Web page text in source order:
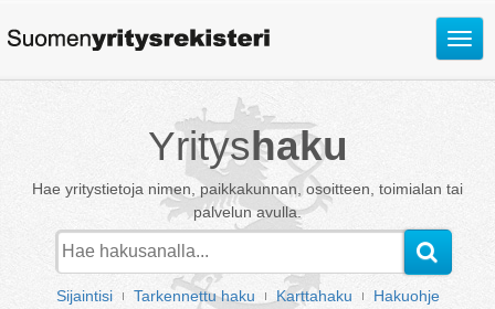
Avaa
Yrityshaku
Hae yritystietoja nimen, paikkakunnan, osoitteen, toimialan tai
palvelun avulla.
Sijaintisi Tarkennettu haku Karttahaku Hakuohje